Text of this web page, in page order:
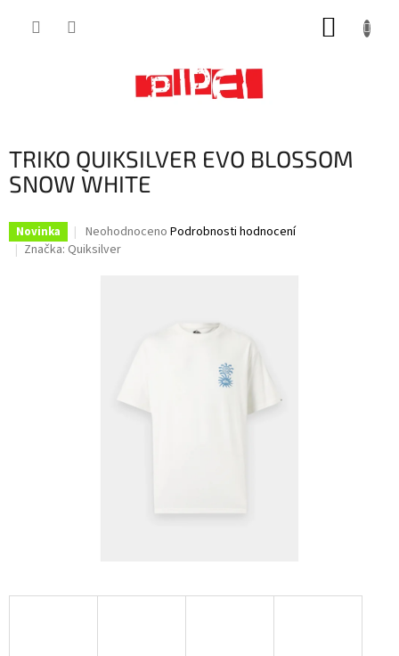
TRIKO QUIKSILVER EVO BLOSSOM
SNOW WHITE
Novinka
Průměrné
hodnocení
Neohodnoceno Podrobnosti hodnocení
Značka: Quiksilver